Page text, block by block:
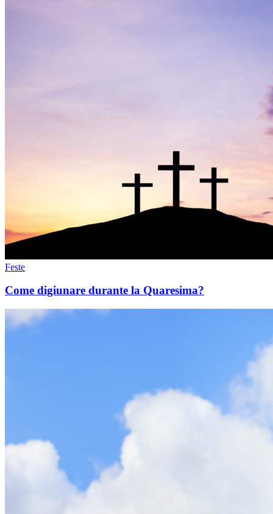
Feste
Come digiunare durante la Quaresima?